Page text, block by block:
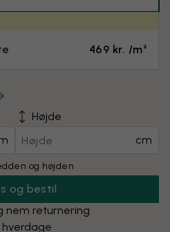
469 kr. /m²
Højde
cm
og højden
og bestil
nem returnering